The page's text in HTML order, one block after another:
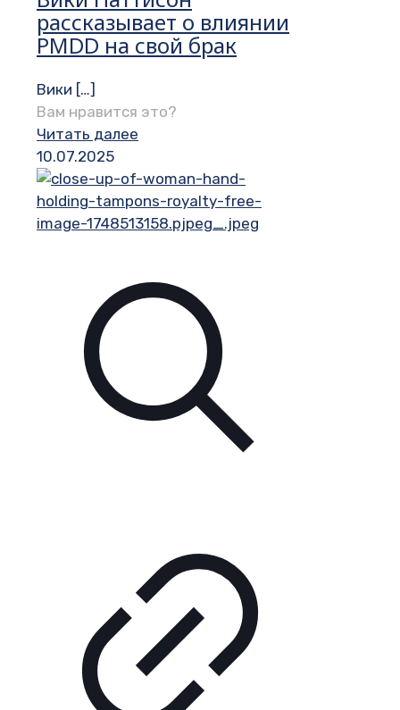
рассказывает о влиянии
PMDD на свой брак
Вики […]
Вам нравится это?
Читать далее
10.07.2025